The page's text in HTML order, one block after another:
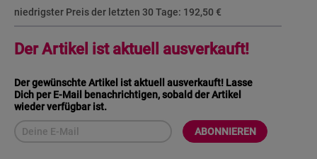
niedrigster Preis der letzten 30 Tage: 192,50 €
Der Artikel ist aktuell ausverkauft!
Der gewünschte Artikel ist aktuell ausverkauft! Lasse
Dich per E-Mail benachrichtigen, sobald der Artikel
wieder verfügbar ist.
ABONNIEREN